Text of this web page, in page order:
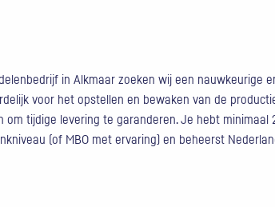
in Alkmaar zoeken wij een nauwkeurige
voor het opstellen en bewaken van de
tijdige levering te garanderen. Je hebt minimaal
(of MBO met ervaring) en beheerst